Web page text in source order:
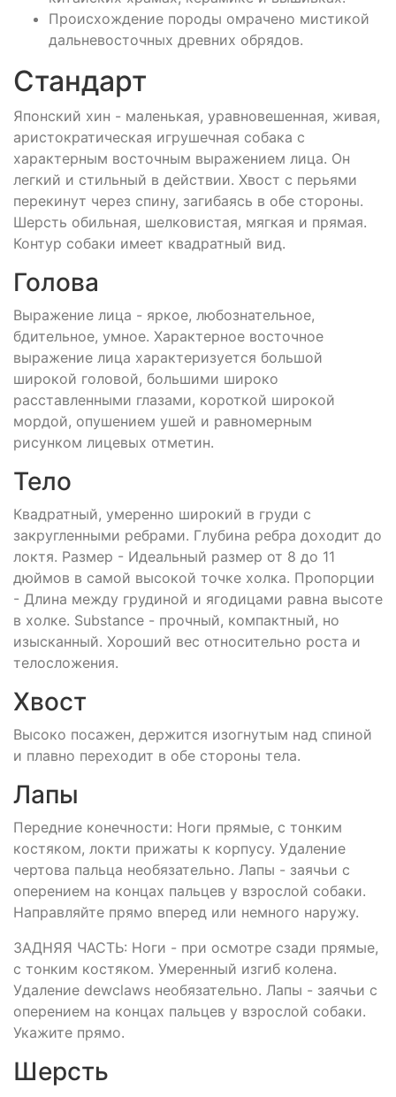
Происхождение породы омрачено мистикой
дальневосточных древних обрядов.
Стандарт
Японский хин - маленькая, уравновешенная, живая,
аристократическая игрушечная собака с
характерным восточным выражением лица. Он
легкий и стильный в действии. Хвост с перьями
перекинут через спину, загибаясь в обе стороны.
Шерсть обильная, шелковистая, мягкая и прямая.
Контур собаки имеет квадратный вид.
Голова
Выражение лица - яркое, любознательное,
бдительное, умное. Характерное восточное
выражение лица характеризуется большой
широкой головой, большими широко
расставленными глазами, короткой широкой
мордой, опушением ушей и равномерным
рисунком лицевых отметин.
Тело
Квадратный, умеренно широкий в груди с
закругленными ребрами. Глубина ребра доходит до
локтя. Размер - Идеальный размер от 8 до 11
дюймов в самой высокой точке холка. Пропорции
- Длина между грудиной и ягодицами равна высоте
в холке. Substance - прочный, компактный, но
изысканный. Хороший вес относительно роста и
телосложения.
Хвост
Высоко посажен, держится изогнутым над спиной
и плавно переходит в обе стороны тела.
Лапы
Передние конечности: Ноги прямые, с тонким
костяком, локти прижаты к корпусу. Удаление
чертова пальца необязательно. Лапы - заячьи с
оперением на концах пальцев у взрослой собаки.
Направляйте прямо вперед или немного наружу.
ЗАДНЯЯ ЧАСТЬ: Ноги - при осмотре сзади прямые,
с тонким костяком. Умеренный изгиб колена.
Удаление dewclaws необязательно. Лапы - заячьи с
оперением на концах пальцев у взрослой собаки.
Укажите прямо.
Шерсть